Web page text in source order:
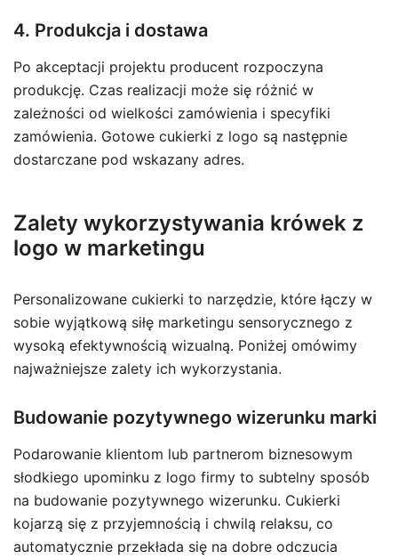
4. Produkcja i dostawa
Po akceptacji projektu producent rozpoczyna
produkcję. Czas realizacji może się różnić w
zależności od wielkości zamówienia i specyfiki
zamówienia. Gotowe cukierki z logo są następnie
dostarczane pod wskazany adres.
Zalety wykorzystywania krówek z
logo w marketingu
Personalizowane cukierki to narzędzie, które łączy w
sobie wyjątkową siłę marketingu sensorycznego z
wysoką efektywnością wizualną. Poniżej omówimy
najważniejsze zalety ich wykorzystania.
Budowanie pozytywnego wizerunku marki
Podarowanie klientom lub partnerom biznesowym
słodkiego upominku z logo firmy to subtelny sposób
na budowanie pozytywnego wizerunku. Cukierki
kojarzą się z przyjemnością i chwilą relaksu, co
automatycznie przekłada się na dobre odczucia